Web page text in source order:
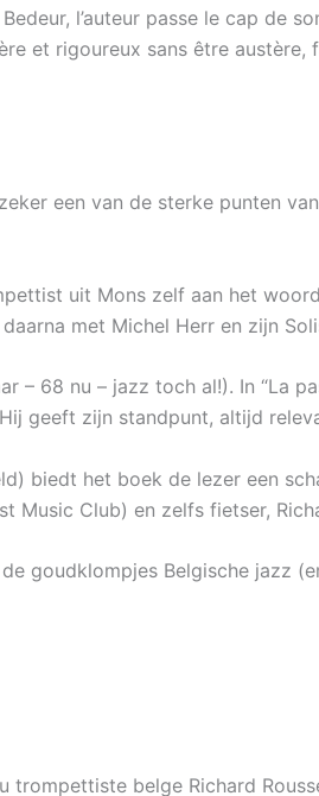
l’auteur passe le cap de
et rigoureux sans être
een van de sterke punten
uit Mons zelf aan het
met Michel Herr en zijn
– 68 nu – jazz toch al!). In “La
geeft zijn standpunt, altijd
biedt het boek de lezer een
Music Club) en zelfs fietser,
goudklompjes Belgische jazz
trompettiste belge Richard